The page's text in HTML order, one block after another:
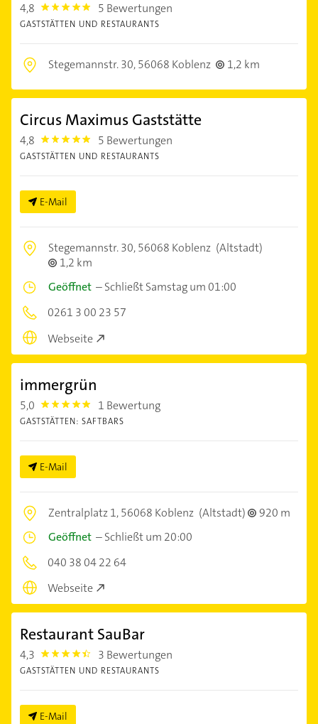
4,8 4.8 5 Bewertungen
GASTSTÄTTEN UND RESTAURANTS
Stegemannstr. 30,56068 Koblenz 1,2 km
Circus Maximus Gaststätte
4,8 4.8 5 Bewertungen
GASTSTÄTTEN UND RESTAURANTS
E-Mail
Stegemannstr. 30,56068 Koblenz (Altstadt)
1,2 km
Geöffnet –Schließt Samstag um 01:00
0261 3 00 23 57
Webseite
immergrün
5,0 5.0 1 Bewertung
GASTSTÄTTEN: SAFTBARS
E-Mail
Zentralplatz 1,56068 Koblenz (Altstadt)
920 m
Geöffnet –Schließt um 20:00
040 38 04 22 64
Webseite
Restaurant SauBar
4,3 4.3 3 Bewertungen
GASTSTÄTTEN UND RESTAURANTS
E-Mail